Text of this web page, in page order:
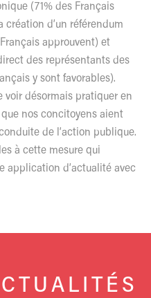
(71% des Français
création d’un référendum
approuvent) et
des représentants des
y sont favorables).
voir désormais pratiquer en
nos concitoyens aient
de l’action publique.
à cette mesure qui
application d’actualité avec